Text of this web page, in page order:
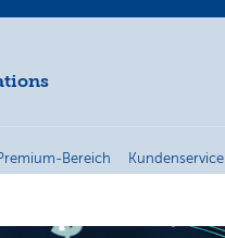
Bereich Kundenservice